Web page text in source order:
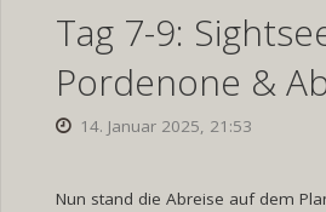
Tag 7-9:
Pordenone &
14. Januar 2025, 21:53
Nun stand die Abreise auf dem